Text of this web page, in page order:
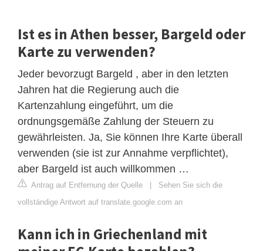
Ist es in Athen besser, Bargeld oder
Karte zu verwenden?
Jeder bevorzugt Bargeld , aber in den letzten
Jahren hat die Regierung auch die
Kartenzahlung eingeführt, um die
ordnungsgemäße Zahlung der Steuern zu
gewährleisten. Ja, Sie können Ihre Karte überall
verwenden (sie ist zur Annahme verpflichtet),
aber Bargeld ist auch willkommen …
Antrag auf Entfernung der Quelle
Sehen Sie sich die
vollständige Antwort auf translate.google.com an
Kann ich in Griechenland mit